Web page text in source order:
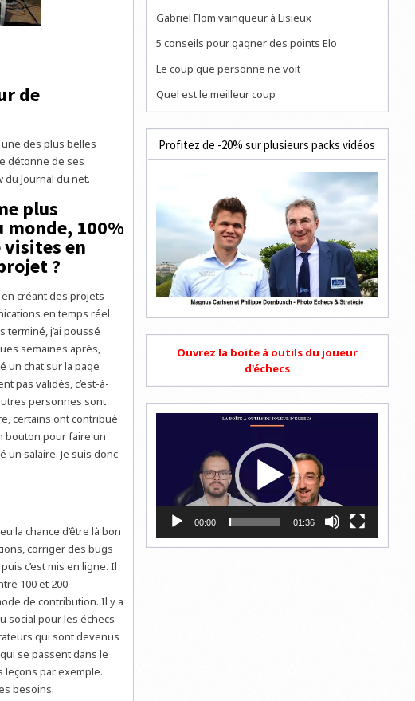
de
des plus belles
détonne de ses
Journal du net.
plus
monde, 100%
visites en
?
en créant des projets
en temps réel
terminé, j’ai poussé
semaines après,
un chat sur la page
pas validés, c’est-à-
personnes sont
certains ont contribué
bouton pour faire un
un salaire. Je suis donc
la chance d’être là bon
corriger des bugs
c’est mis en ligne. Il
100 et 200
de contribution. Il y a
social pour les échecs
qui sont devenus
se passent dans le
leçons par exemple.
besoins.
Gabriel Flom vainqueur à Lisieux
5 conseils pour gagner des points Elo
Le coup que personne ne voit
Quel est le meilleur coup
Profitez de -20% sur plusieurs packs vidéos
Ouvrez la boite à outils du joueur
d'échecs
00:00 01:36